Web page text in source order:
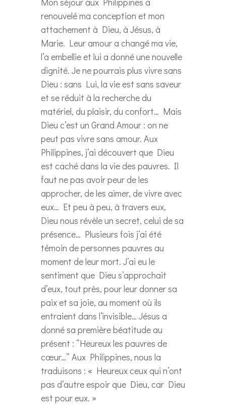
renouvelé ma conception et mon
attachement à Dieu, à Jésus, à
Marie. Leur amour a changé ma vie,
l’a embellie et lui a donné une nouvelle
dignité. Je ne pourrais plus vivre sans
Dieu : sans Lui, la vie est sans saveur
et se réduit à la recherche du
matériel, du plaisir, du confort… Mais
Dieu c’est un Grand Amour : on ne
peut pas vivre sans amour. Aux
Philippines, j’ai découvert que Dieu
est caché dans la vie des pauvres. Il
faut ne pas avoir peur de les
approcher, de les aimer, de vivre avec
eux… Et peu à peu, à travers eux,
Dieu nous révèle un secret, celui de sa
présence… Plusieurs fois j’ai été
témoin de personnes pauvres au
moment de leur mort. J’ai eu le
sentiment que Dieu s’approchait
d’eux, tout près, pour leur donner sa
paix et sa joie, au moment où ils
entraient dans l’invisible… Jésus a
donné sa première béatitude au
présent : “Heureux les pauvres de
cœur…” Aux Philippines, nous la
traduisons : « Heureux ceux qui n’ont
pas d’autre espoir que Dieu, car Dieu
est pour eux. »